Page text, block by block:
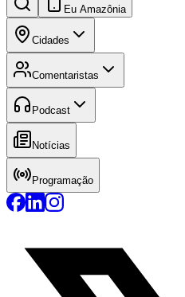
Eu Amazônia
Cidades
Comentaristas
Podcast
Notícias
Programação